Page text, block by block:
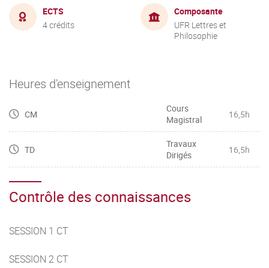
ECTS
4 crédits
Composante
UFR Lettres et
Philosophie
Heures d'enseignement
CM
Cours
Magistral
16,5h
TD
Travaux
Dirigés
16,5h
Contrôle des connaissances
SESSION 1 CT
SESSION 2 CT